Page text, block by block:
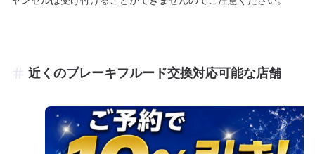
近くのブレーキフルード交換対応可能な店舗